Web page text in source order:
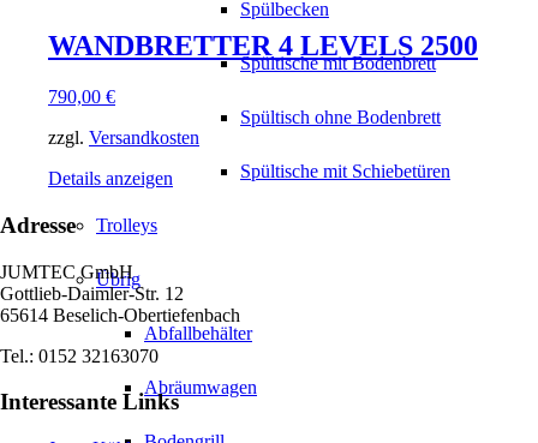
Spülbecken
Spültische mit Bodenbrett
Spültisch ohne Bodenbrett
Spültische mit Schiebetüren
Trolleys
Übrig
Abfallbehälter
Abräumwagen
WANDBRETTER 4 LEVELS 2500
790,00 €
zzgl. Versandkosten
Details anzeigen
Adresse
JUMTEC GmbH
Gottlieb-Daimler-Str. 12
65614 Beselich-Obertiefenbach
Tel.: 0152 32163070
Interessante Links